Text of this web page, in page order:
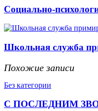
Социально-
Школьная служба
Похожие записи
Без категории
С ПОСЛЕДНИМ